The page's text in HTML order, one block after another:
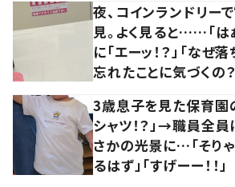
夜、コインランドリー
見。よく見ると……「は
に「エーッ！？」「なぜ
忘れたことに気づくの？
3歳息子を見た保育園
シャツ！？」→職員全
さかの光景に…「そり
るはず」「すげーー！！」